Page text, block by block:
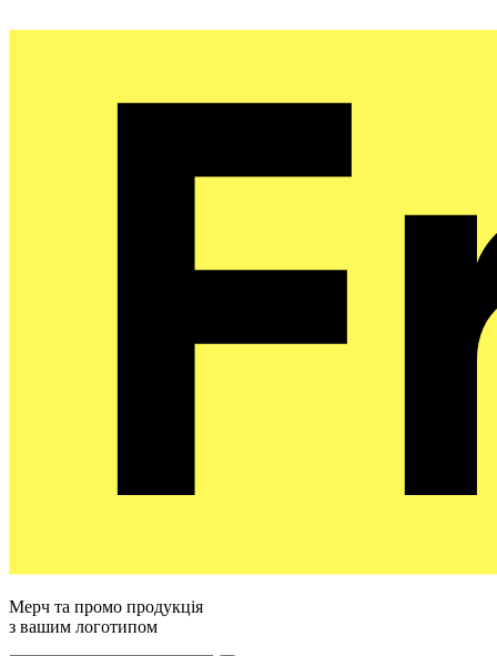
Мерч та промо продукція
з вашим логотипом